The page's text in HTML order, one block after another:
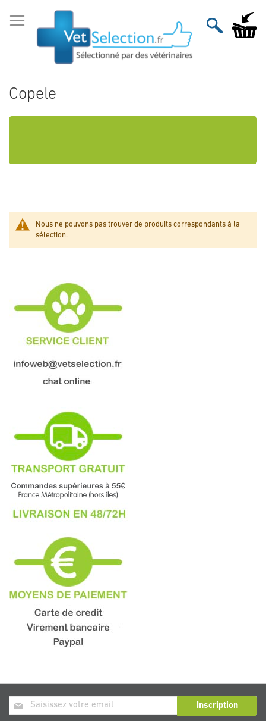
au
contenu
Mon
Copele
Nous ne pouvons pas trouver de produits correspondants à la
sélection.
Inscription
à
Inscription